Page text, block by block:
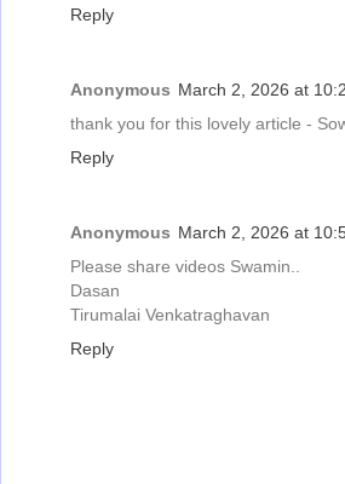
Reply
Anonymous March 2, 2026 at
thank you for this lovely article -
Reply
Anonymous March 2, 2026 at
Please share videos Swamin..
Dasan
Tirumalai Venkatraghavan
Reply